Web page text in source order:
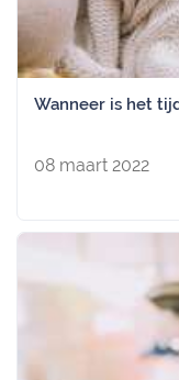
Wanneer is het
08 maart 2022